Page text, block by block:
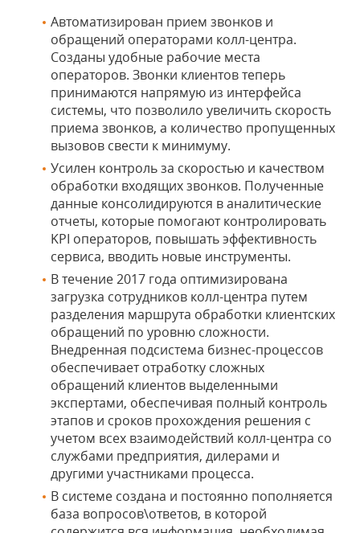
Автоматизирован прием звонков и
обращений операторами колл-центра.
Созданы удобные рабочие места
операторов. Звонки клиентов теперь
принимаются напрямую из интерфейса
системы, что позволило увеличить скорость
приема звонков, а количество пропущенных
вызовов свести к минимуму.
Усилен контроль за скоростью и качеством
обработки входящих звонков. Полученные
данные консолидируются в аналитические
отчеты, которые помогают контролировать
KPI операторов, повышать эффективность
сервиса, вводить новые инструменты.
В течение 2017 года оптимизирована
загрузка сотрудников колл-центра путем
разделения маршрута обработки клиентских
обращений по уровню сложности.
Внедренная подсистема бизнес-процессов
обеспечивает отработку сложных
обращений клиентов выделенными
экспертами, обеспечивая полный контроль
этапов и сроков прохождения решения с
учетом всех взаимодействий колл-центра со
службами предприятия, дилерами и
другими участниками процесса.
В системе создана и постоянно пополняется
база вопросов\ответов, в которой